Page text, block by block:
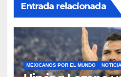
Entrada relacionada
MEXICANOS POR EL MUNDO